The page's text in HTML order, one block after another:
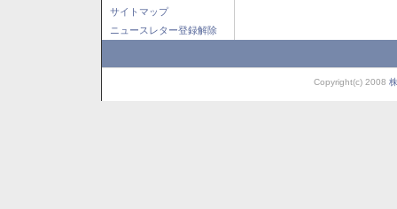
サイトマップ
ニュースレター登録解除
Copyright(c) 2008